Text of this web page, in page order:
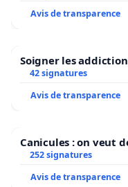
Avis de transparence
Soigner les
42 signatures
Avis de transparence
Canicules : on veut
252 signatures
Avis de transparence